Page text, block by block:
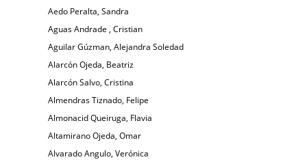
Aedo Peralta, Sandra
Aguas Andrade , Cristian
Aguilar Gúzman, Alejandra Soledad
Alarcón Ojeda, Beatriz
Alarcón Salvo, Cristina
Almendras Tiznado, Felipe
Almonacid Queiruga, Flavia
Altamirano Ojeda, Omar
Alvarado Angulo, Verónica